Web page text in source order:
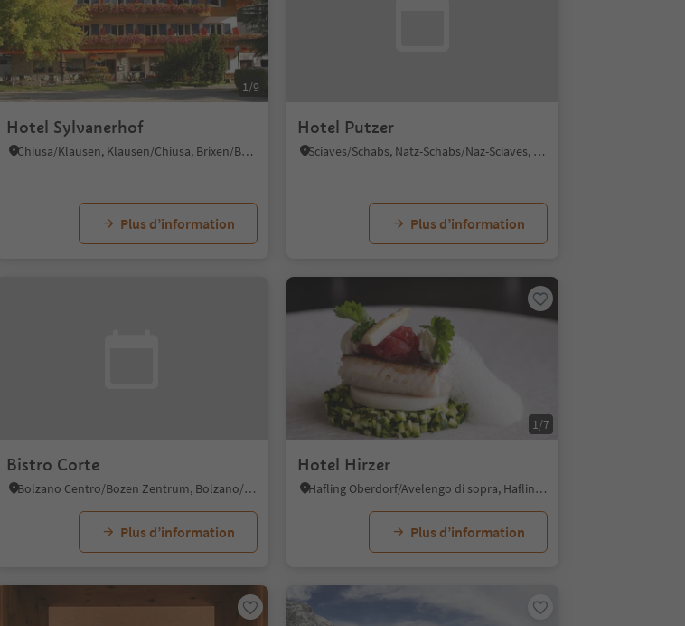
1/9
Hotel Sylvanerhof
Chiusa/Klausen, Klausen/Chiusa, Brixen/Bressanone and environs
Plus d’information
Hotel Putzer
Sciaves/Schabs, Natz-Schabs/Naz-Sciaves, Brixen/Bressanone and environs
Plus d’information
Bistro Corte
Bolzano Centro/Bozen Zentrum, Bolzano/Bozen, Bolzano/Bozen and environs
Plus d’information
1/7
Hotel Hirzer
Hafling Oberdorf/Avelengo di sopra, Hafling/Avelengo, Meran/Merano and environs
Plus d’information